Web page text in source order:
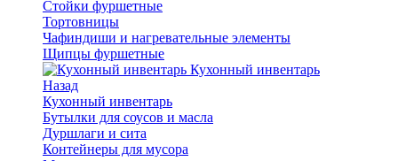
Стойки фуршетные
Тортовницы
Чафиндиши и нагревательные элементы
Щипцы фуршетные
Кухонный инвентарь
Назад
Кухонный инвентарь
Бутылки для соусов и масла
Дуршлаги и сита
Контейнеры для мусора